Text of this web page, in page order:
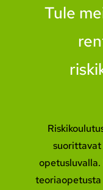
Tule
suorittavat